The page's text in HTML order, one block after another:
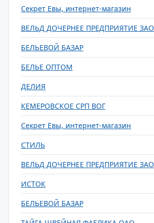
Секрет Евы, интернет-магазин
ВЕЛЬД ДОЧЕРНЕЕ ПРЕДПРИЯТИЕ ЗАО
БЕЛЬЕВОЙ БАЗАР
БЕЛЬЕ ОПТОМ
ДЕЛИЯ
КЕМЕРОВСКОЕ СРП ВОГ
Секрет Евы, интернет-магазин
СТИЛЬ
ВЕЛЬД ДОЧЕРНЕЕ ПРЕДПРИЯТИЕ ЗАО
ИСТОК
БЕЛЬЕВОЙ БАЗАР